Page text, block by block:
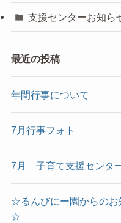
支援センターお知ら
最近の投稿
年間行事について
7月行事フォト
7月 子育て支援センタ
☆るんびにー園からのお